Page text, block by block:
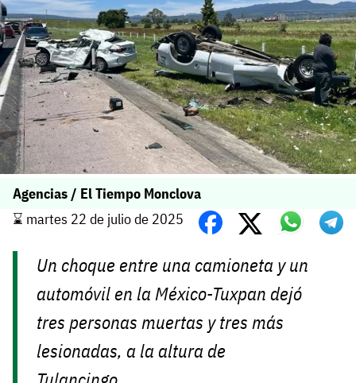
Agencias / El Tiempo Monclova
⌛️ martes 22 de julio de 2025
Un choque entre una camioneta y un
automóvil en la México-Tuxpan dejó
tres personas muertas y tres más
lesionadas, a la altura de